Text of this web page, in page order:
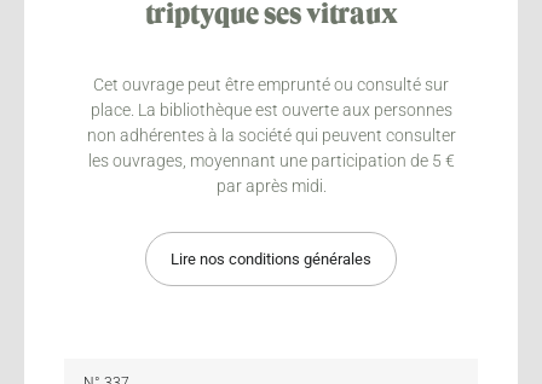
triptyque ses vitraux
Cet ouvrage peut être emprunté ou consulté sur
place. La bibliothèque est ouverte aux personnes
non adhérentes à la société qui peuvent consulter
les ouvrages, moyennant une participation de 5 €
par après midi.
Lire nos conditions générales